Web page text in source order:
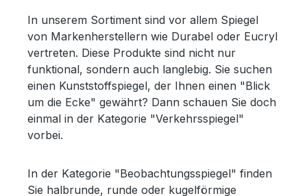
In unserem Sortiment sind vor allem Spiegel
von Markenherstellern wie Durabel oder Eucryl
vertreten. Diese Produkte sind nicht nur
funktional, sondern auch langlebig. Sie suchen
einen Kunststoffspiegel, der Ihnen einen "Blick
um die Ecke" gewährt? Dann schauen Sie doch
einmal in der Kategorie "Verkehrsspiegel"
vorbei.
In der Kategorie "Beobachtungsspiegel" finden
Sie halbrunde, runde oder kugelförmige